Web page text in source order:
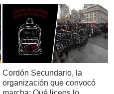
Cordón Secundario, la
organización que convocó